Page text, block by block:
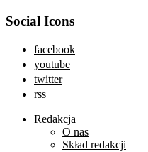
Social Icons
facebook
youtube
twitter
rss
Redakcja
O nas
Skład redakcji